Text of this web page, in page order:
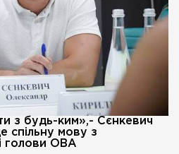
з будь-ким»,- Сєнкевич
спільну мову з
голови ОВА